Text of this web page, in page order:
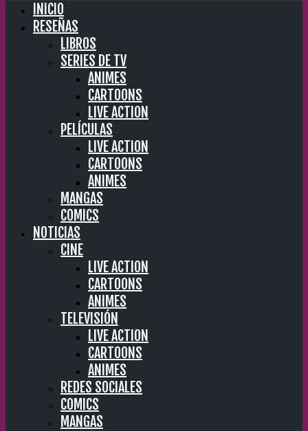
INICIO
RESEÑAS
LIBROS
SERIES DE TV
ANIMES
CARTOONS
LIVE ACTION
PELÍCULAS
LIVE ACTION
CARTOONS
ANIMES
MANGAS
COMICS
NOTICIAS
CINE
LIVE ACTION
CARTOONS
ANIMES
TELEVISIÓN
LIVE ACTION
CARTOONS
ANIMES
REDES SOCIALES
COMICS
MANGAS